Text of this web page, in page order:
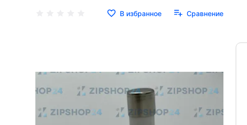
В избранное Сравнение